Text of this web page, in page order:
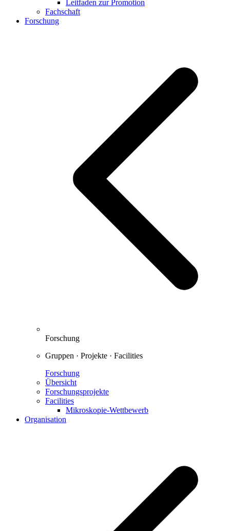
Leitfaden zur Promotion
Fachschaft
Forschung
Forschung
Gruppen · Projekte · Facilities
Forschung
Übersicht
Forschungsprojekte
Facilities
Mikroskopie-Wettbewerb
Organisation